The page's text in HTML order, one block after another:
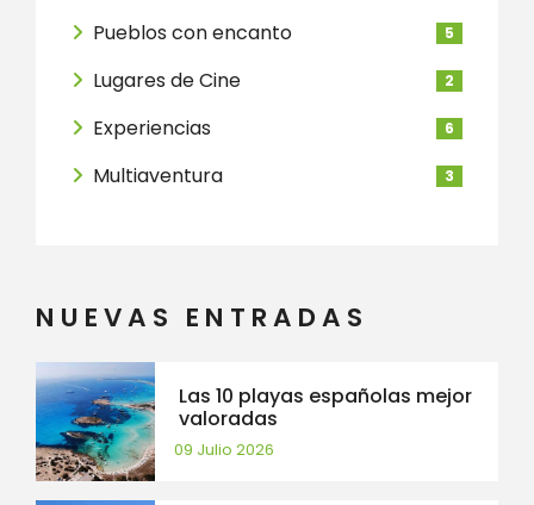
Pueblos con encanto 5
Lugares de Cine 2
Experiencias 6
Multiaventura 3
NUEVAS ENTRADAS
Las 10 playas españolas mejor
valoradas
09 Julio 2026